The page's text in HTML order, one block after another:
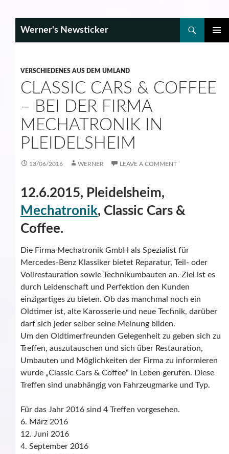
Werner's Newsticker
VERSCHIEDENES AUS DEM UMLAND
CLASSIC CARS & COFFEE
– BEI DER FIRMA
MECHATRONIK IN
PLEIDELSHEIM
13/06/2016 WERNER LEAVE A COMMENT
12.6.2015, Pleidelsheim,
Mechatronik, Classic Cars &
Coffee.
Die Firma Mechatronik GmbH als Spezialist für
Mercedes-Benz Klassiker bietet Reparatur, Teil- oder
Vollrestauration sowie Technikumbauten an. Ziel ist es
durch Leidenschaft und Perfektion den Kunden
einzigartiges zu bieten. Ob das manchmal noch ein
Oldtimer ist, alte Karosserie und neue Technik, darüber
darf sich jeder selber seine Meinung bilden.
Um den Oldtimerfreunden Gelegenheit zu geben sich zu
Treffen, auszutauschen und sich über Restauration,
Umbauten und Möglichkeiten der Firma zu informieren
wurde „Classic Cars & Coffee“ in Leben gerufen. Diese
Treffen sind unabhängig von Fahrzeugmarke und Typ.
Für das Jahr 2016 sind 4 Treffen vorgesehen.
6. März 2016
12. Juni 2016
4. September 2016